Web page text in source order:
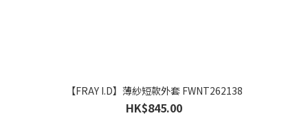
【FRAY I.D】薄紗短款外套 FWNT262138
HK$845.00